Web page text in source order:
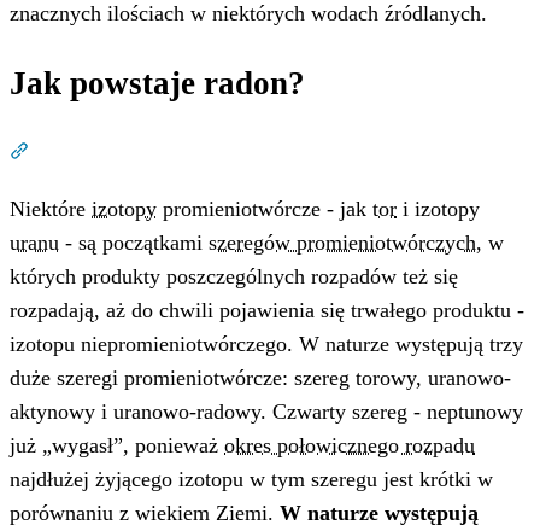
znacznych ilościach w niektórych wodach źródlanych.
Jak powstaje radon?
Niektóre izotopy promieniotwórcze - jak tor i izotopy
uranu - są początkami szeregów promieniotwórczych, w
których produkty poszczególnych rozpadów też się
rozpadają, aż do chwili pojawienia się trwałego produktu -
izotopu niepromieniotwórczego. W naturze występują trzy
duże szeregi promieniotwórcze: szereg torowy, uranowo-
aktynowy i uranowo-radowy. Czwarty szereg - neptunowy
już „wygasł”, ponieważ okres połowicznego rozpadu
najdłużej żyjącego izotopu w tym szeregu jest krótki w
porównaniu z wiekiem Ziemi. W naturze występują